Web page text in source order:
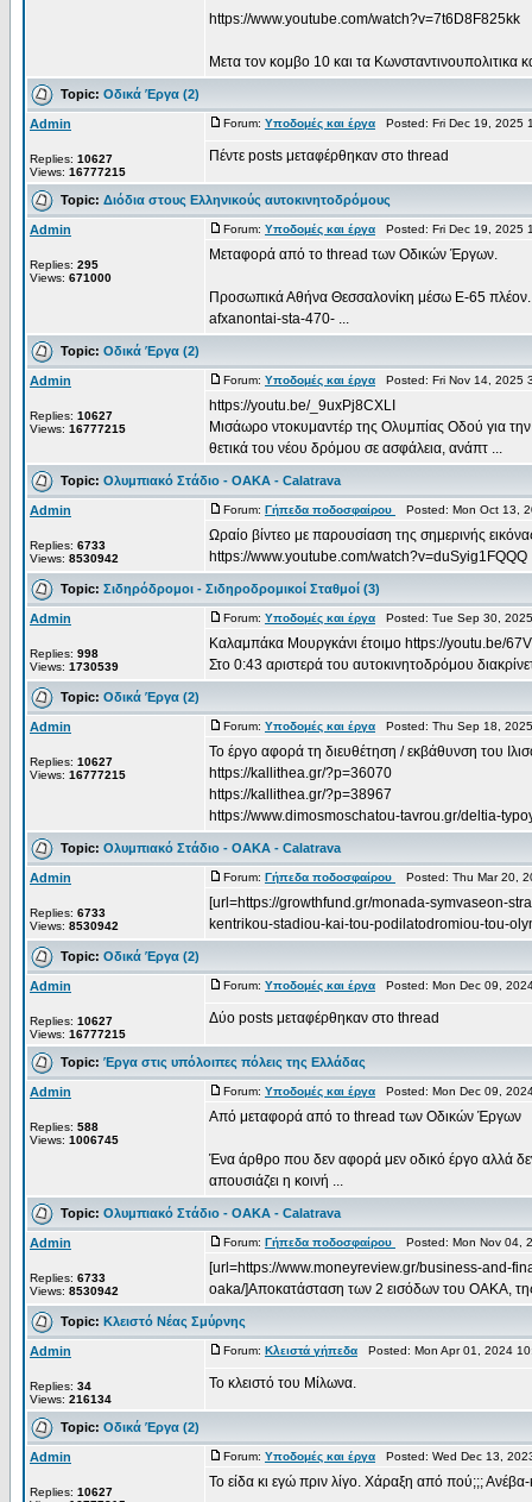
https://www.youtube.com/watch?v=7t6D8F825kk
Μετα τον κομβο 10 και τα Κωνσταντινουπολιτικα
Topic: Οδικά Έργα (2)
Admin
Replies: 10627
Views: 16777215
Forum: Υποδομές και έργα Posted: Fri Dec 19,
Πέντε posts μεταφέρθηκαν στο thread
Topic: Διόδια στους Ελληνικούς αυτοκινητοδρόμους
Admin
Replies: 295
Views: 671000
Forum: Υποδομές και έργα Posted: Fri Dec 19,
Μεταφορά από το thread των Οδικών Έργων.
Προσωπικά Αθήνα Θεσσαλονίκη μέσω Ε-65
afxanontai-sta-470- ...
Topic: Οδικά Έργα (2)
Admin
Replies: 10627
Views: 16777215
Forum: Υποδομές και έργα Posted: Fri Nov 14,
https://youtu.be/_9uxPj8CXLI
Μισάωρο ντοκυμαντέρ της Ολυμπίας Οδού για
θετικά του νέου δρόμου σε ασφάλεια, ανάπτ ...
Topic: Ολυμπιακό Στάδιο - OAKA - Calatrava
Admin
Replies: 6733
Views: 8530942
Forum: Γήπεδα ποδοσφαίρου Posted: Mon Oct 13,
Ωραίο βίντεο με παρουσίαση της σημερινής
https://www.youtube.com/watch?v=duSyig1FQQQ
Topic: Σιδηρόδρομοι - Σιδηροδρομικοί Σταθμοί (3)
Admin
Replies: 998
Views: 1730539
Forum: Υποδομές και έργα Posted: Tue Sep 30,
Καλαμπάκα Μουργκάνι έτοιμο https://youtu.be/
Στο 0:43 αριστερά του αυτοκινητοδρόμου
Topic: Οδικά Έργα (2)
Admin
Replies: 10627
Views: 16777215
Forum: Υποδομές και έργα Posted: Thu Sep 18,
Το έργο αφορά τη διευθέτηση / εκβάθυνση του
https://kallithea.gr/?p=36070
https://kallithea.gr/?p=38967
https://www.dimosmoschatou-tavrou.gr/deltia-
Topic: Ολυμπιακό Στάδιο - OAKA - Calatrava
Admin
Replies: 6733
Views: 8530942
Forum: Γήπεδα ποδοσφαίρου Posted: Thu Mar 20,
[url=https://growthfund.gr/monada-symvaseon-
kentrikou-stadiou-kai-tou-podilatodromiou-tou-
Topic: Οδικά Έργα (2)
Admin
Replies: 10627
Views: 16777215
Forum: Υποδομές και έργα Posted: Mon Dec 09,
Δύο posts μεταφέρθηκαν στο thread
Topic: Έργα στις υπόλοιπες πόλεις της Ελλάδας
Admin
Replies: 588
Views: 1006745
Forum: Υποδομές και έργα Posted: Mon Dec 09,
Από μεταφορά από το thread των Οδικών Έργων
Ένα άρθρο που δεν αφορά μεν οδικό έργο αλλά
απουσιάζει η κοινή ...
Topic: Ολυμπιακό Στάδιο - OAKA - Calatrava
Admin
Replies: 6733
Views: 8530942
Forum: Γήπεδα ποδοσφαίρου Posted: Mon Nov 04,
[url=https://www.moneyreview.gr/business-and-
oaka/]Αποκατάσταση των 2 εισόδων του ΟΑΚΑ,
Topic: Κλειστό Νέας Σμύρνης
Admin
Replies: 34
Views: 216134
Forum: Κλειστά γήπεδα Posted: Mon Apr 01, 2024
Το κλειστό του Μίλωνα.
Topic: Οδικά Έργα (2)
Admin
Replies: 10627
Forum: Υποδομές και έργα Posted: Wed Dec 13,
Το είδα κι εγώ πριν λίγο. Χάραξη από πού;;;